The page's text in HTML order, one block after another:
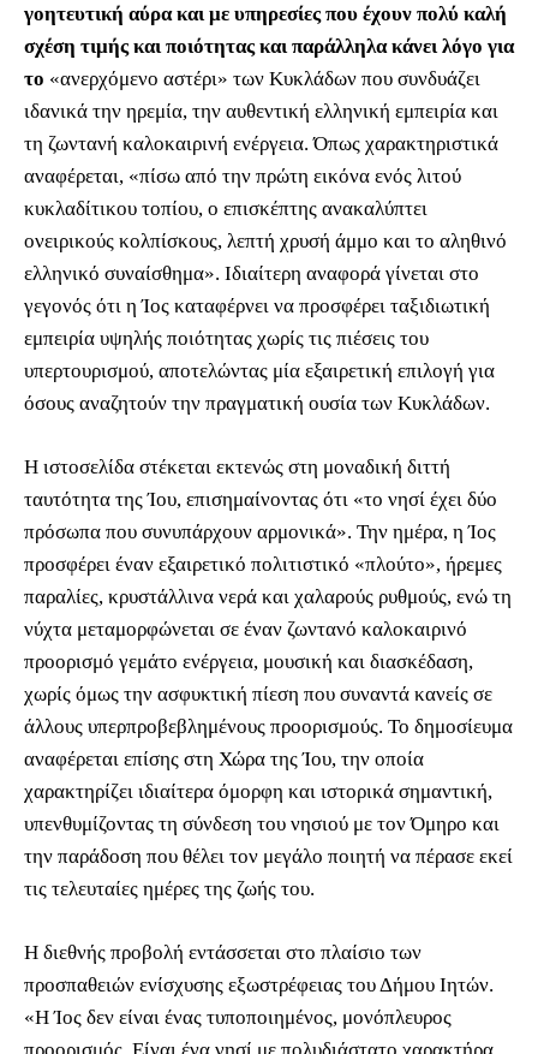
γοητευτική αύρα και με υπηρεσίες που έχουν πολύ καλή
σχέση τιμής και ποιότητας και παράλληλα κάνει λόγο για
το «ανερχόμενο αστέρι» των Κυκλάδων που συνδυάζει
ιδανικά την ηρεμία, την αυθεντική ελληνική εμπειρία και
τη ζωντανή καλοκαιρινή ενέργεια. Όπως χαρακτηριστικά
αναφέρεται, «πίσω από την πρώτη εικόνα ενός λιτού
κυκλαδίτικου τοπίου, ο επισκέπτης ανακαλύπτει
ονειρικούς κολπίσκους, λεπτή χρυσή άμμο και το αληθινό
ελληνικό συναίσθημα». Ιδιαίτερη αναφορά γίνεται στο
γεγονός ότι η Ίος καταφέρνει να προσφέρει ταξιδιωτική
εμπειρία υψηλής ποιότητας χωρίς τις πιέσεις του
υπερτουρισμού, αποτελώντας μία εξαιρετική επιλογή για
όσους αναζητούν την πραγματική ουσία των Κυκλάδων.
Η ιστοσελίδα στέκεται εκτενώς στη μοναδική διττή
ταυτότητα της Ίου, επισημαίνοντας ότι «το νησί έχει δύο
πρόσωπα που συνυπάρχουν αρμονικά». Την ημέρα, η Ίος
προσφέρει έναν εξαιρετικό πολιτιστικό «πλούτο», ήρεμες
παραλίες, κρυστάλλινα νερά και χαλαρούς ρυθμούς, ενώ τη
νύχτα μεταμορφώνεται σε έναν ζωντανό καλοκαιρινό
προορισμό γεμάτο ενέργεια, μουσική και διασκέδαση,
χωρίς όμως την ασφυκτική πίεση που συναντά κανείς σε
άλλους υπερπροβεβλημένους προορισμούς. Το δημοσίευμα
αναφέρεται επίσης στη Χώρα της Ίου, την οποία
χαρακτηρίζει ιδιαίτερα όμορφη και ιστορικά σημαντική,
υπενθυμίζοντας τη σύνδεση του νησιού με τον Όμηρο και
την παράδοση που θέλει τον μεγάλο ποιητή να πέρασε εκεί
τις τελευταίες ημέρες της ζωής του.
Η διεθνής προβολή εντάσσεται στο πλαίσιο των
προσπαθειών ενίσχυσης εξωστρέφειας του Δήμου Ιητών.
«Η Ίος δεν είναι ένας τυποποιημένος, μονόπλευρος
προορισμός. Είναι ένα νησί με πολυδιάστατο χαρακτήρα,